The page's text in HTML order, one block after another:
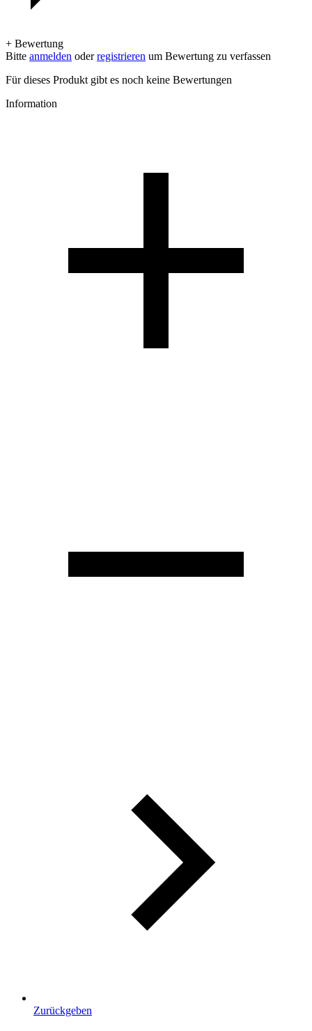
+ Bewertung
Bitte anmelden oderregistrieren um Bewertung zu verfassen
Für dieses Produkt gibt es noch keine Bewertungen
Information
Zurückgeben